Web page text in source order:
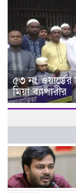
৫৩ নং ওয়ার্ডের
মিয়া ব্যাপারীর